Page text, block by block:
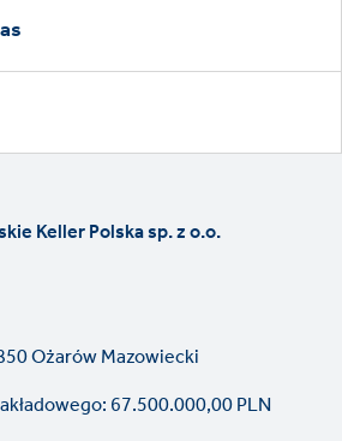
Keller Polska sp. z o.o.
Ożarów Mazowiecki
67.500.000,00 PLN